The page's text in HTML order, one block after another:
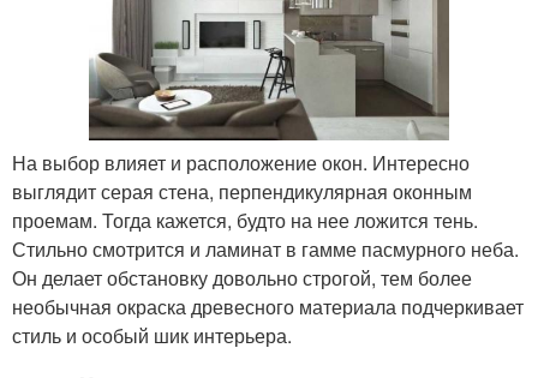
На выбор влияет и расположение окон. Интересно
выглядит серая стена, перпендикулярная оконным
проемам. Тогда кажется, будто на нее ложится тень.
Стильно смотрится и ламинат в гамме пасмурного неба.
Он делает обстановку довольно строгой, тем более
необычная окраска древесного материала подчеркивает
стиль и особый шик интерьера.